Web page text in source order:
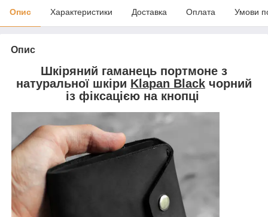
Опис Характеристики Доставка Оплата Умови
Опис
Шкіряний гаманець портмоне з
натуральної шкіри Klapan Black чорний
із фіксацією на кнопці